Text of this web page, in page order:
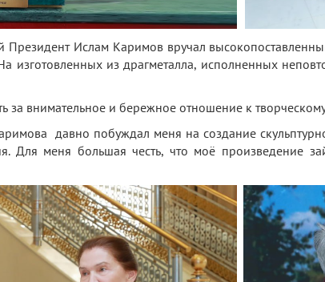
Ислам Каримов вручал
из драгметалла, исполненных
за внимательное и бережное отношение к
давно побуждал меня на создание
меня большая честь, что моё произведение